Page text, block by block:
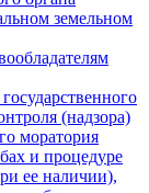
земельном
(надзора)
моратория
и процедуре
ее наличии),